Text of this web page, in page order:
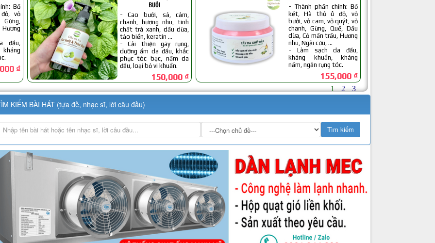
KIẾM BÀI HÁT (tựa đề, nhạc sĩ, lời câu đầu)